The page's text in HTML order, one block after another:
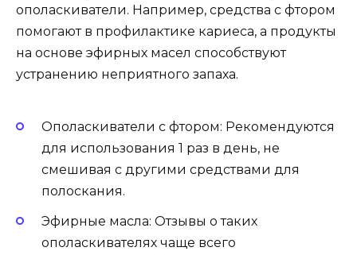
ополаскиватели. Например, средства с фтором
помогают в профилактике кариеса, а продукты
на основе эфирных масел способствуют
устранению неприятного запаха.
Ополаскиватели с фтором: Рекомендуются
для использования 1 раз в день, не
смешивая с другими средствами для
полоскания.
Эфирные масла: Отзывы о таких
ополаскивателях чаще всего